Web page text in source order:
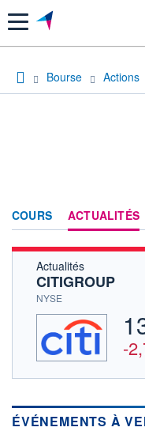
Menu
Bourse Actions
COURS ACTUALITÉS
Actualités
CITIGROUP
NYSE
-
DONNÉES TEMPS
Politique d'exécution
ÉVÉNEMENTS À